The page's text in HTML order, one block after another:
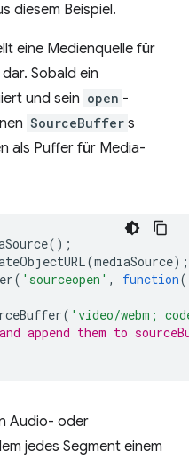
diesem Beispiel.
eine Medienquelle für
Sobald ein
und sein open -
SourceBuffer s
als Puffer für Media-
();
(mediaSource);
( 'sourceopen' , function
( 'video/webm;
append them to
Audio- oder
jedes Segment einem